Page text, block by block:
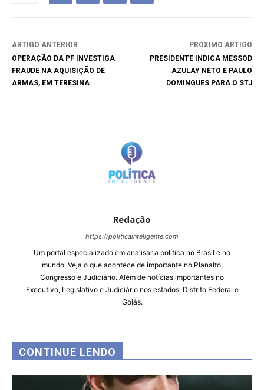
ARTIGO ANTERIOR
OPERAÇÃO DA PF INVESTIGA
FRAUDE NA AQUISIÇÃO DE
ARMAS, EM TERESINA
PRÓXIMO ARTIGO
PRESIDENTE INDICA MESSOD
AZULAY NETO E PAULO
DOMINGUES PARA O STJ
Redação
https://politicainteligente.com
Um portal especializado em analisar a política no Brasil e no
mundo. Veja o que acontece de importante no Planalto,
Congresso e Judiciário. Além de notícias importantes no
Executivo, Legislativo e Judiciário nos estados, Distrito Federal e
Goiás.
CONTINUE LENDO